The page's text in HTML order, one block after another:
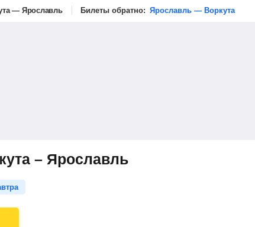
— Ярославль Билеты обратно: Ярославль — Воркута
– Ярославль